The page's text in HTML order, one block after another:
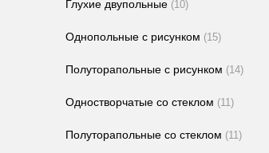
Глухие двупольные (10)
Однопольные с рисунком (15)
Полуторапольные с рисунком (14)
Одностворчатые со стеклом (11)
Полуторапольные со стеклом (11)